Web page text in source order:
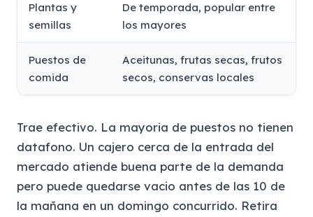
Plantas y
semillas
De temporada, popular entre
los mayores
Puestos de
comida
Aceitunas, frutas secas, frutos
secos, conservas locales
Trae efectivo. La mayoria de puestos no tienen
datafono. Un cajero cerca de la entrada del
mercado atiende buena parte de la demanda
pero puede quedarse vacio antes de las 10 de
la mañana en un domingo concurrido. Retira